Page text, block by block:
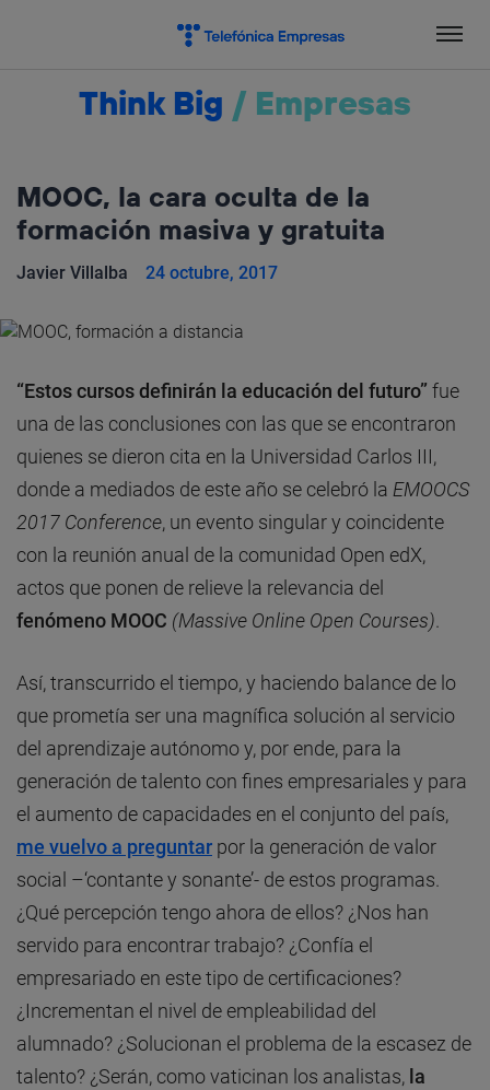
Think Big / Empresas
MOOC, la cara oculta de la
formación masiva y gratuita
Javier Villalba 24 octubre, 2017
“Estos cursos definirán la educación del futuro” fue
una de las conclusiones con las que se encontraron
quienes se dieron cita en la Universidad Carlos III,
donde a mediados de este año se celebró la EMOOCS
2017 Conference, un evento singular y coincidente
con la reunión anual de la comunidad Open edX,
actos que ponen de relieve la relevancia del
fenómeno MOOC (Massive Online Open Courses)
Así, transcurrido el tiempo, y haciendo balance de lo
que prometía ser una magnífica solución al servicio
del aprendizaje autónomo y, por ende, para la
generación de talento con fines empresariales y para
el aumento de capacidades en el conjunto del país,
me vuelvo a preguntar por la generación de valor
social –‘contante y sonante’- de estos programas.
¿Qué percepción tengo ahora de ellos? ¿Nos han
servido para encontrar trabajo? ¿Confía el
empresariado en este tipo de certificaciones?
¿Incrementan el nivel de empleabilidad del
alumnado? ¿Solucionan el problema de la escasez de
talento? ¿Serán, como vaticinan los analistas, la